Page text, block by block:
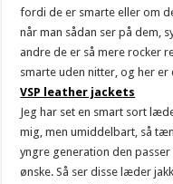
fordi de er smarte eller om
når man sådan ser på dem,
andre de er så mere rocker
smarte uden nitter, og her
VSP leather jackets
Jeg har set en smart sort
mig, men umiddelbart, så
yngre generation den
ønske. Så ser disse læder